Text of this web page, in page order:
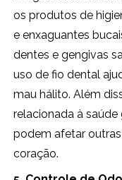
os produtos de
e enxaguantes
dentes e gengivas
uso de fio dental
mau hálito. Além
relacionada à
podem afetar
coração.